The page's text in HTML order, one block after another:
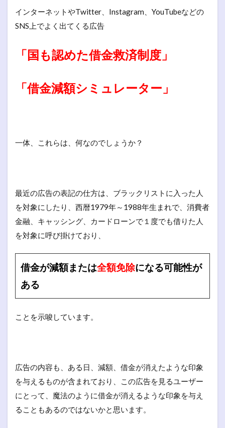
インターネットやTwitter、Instagram、YouTubeなどの
SNS上でよく出てくる広告
「国も認めた借金救済制度」
「借金減額シミュレーター」
一体、これらは、何なのでしょうか？
最近の広告の表記の仕方は、ブラックリストに入った人
を対象にしたり、西暦1979年～1988年生まれで、消費者
金融、キャッシング、カードローンで１度でも借りた人
を対象に呼び掛けており、
借金が減額または全額免除になる可能性が
ある
ことを示唆しています。
広告の内容も、ある日、減額、借金が消えたような印象
を与えるものが含まれており、この広告を見るユーザー
にとって、魔法のように借金が消えるような印象を与え
ることもあるのではないかと思います。